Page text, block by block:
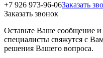
+7 926 973-96-06Заказать
Заказать звонок
Оставьте Ваше сообщение
специалисты свяжутся с
решения Вашего вопроса.